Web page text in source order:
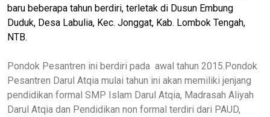
baru beberapa tahun berdiri, terletak di Dusun Embung
Duduk, Desa Labulia, Kec. Jonggat, Kab. Lombok Tengah,
NTB.
Pondok Pesantren ini berdiri pada awal tahun 2015.Pondok
Pesantren Darul Atqia mulai tahun ini akan memiliki jenjang
pendidikan formal SMP Islam Darul Atqia, Madrasah Aliyah
Darul Atqia dan Pendidikan non formal terdiri dari PAUD,